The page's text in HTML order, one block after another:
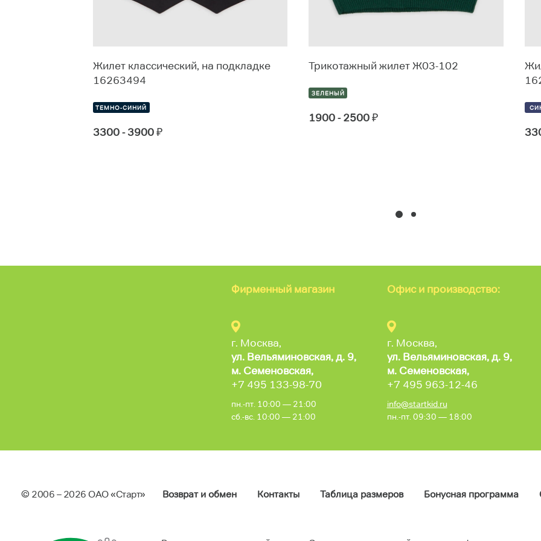
Жилет классический, на подкладке
16263494
ТЕМНО-СИНИЙ
3300 - 3900₽
Трикотажный жилет Ж03-102
ЗЕЛЕНЫЙ
1900 - 2500₽
Фирменный магазин
г. Москва,
ул. Вельяминовская,д. 9,
м. Семеновская,
+7 495 133-98-70
пн.-пт. 10:00 — 21:00
сб.-вс. 10:00 — 21:00
Офис и производство:
г. Москва,
ул. Вельяминовская,д. 9,
м. Семеновская,
+7 495 963-12-46
info@startkid.ru
пн.-пт. 09:30 — 18:00
© 2006 – 2026 ОAO «Старт» Возврат и обмен Контакты Таблица размеров Бонусная программа